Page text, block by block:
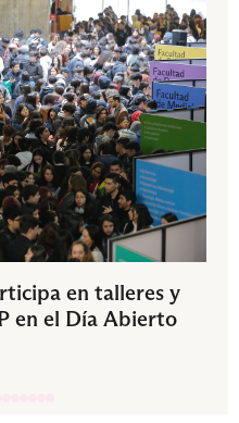
en talleres y
en el Día Abierto